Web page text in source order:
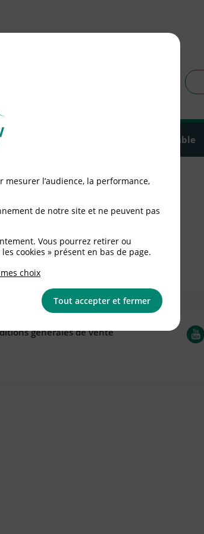
et usagers
Agir ensemble
générales de vente
mesurer l’audience, la performance,
de notre site et ne peuvent pas
Vous pourrez retirer ou
cookies » présent en bas de page.
choix
Tout accepter et fermer